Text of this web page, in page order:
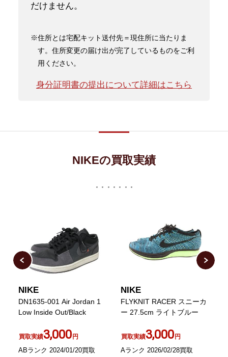
だけません。
※住所とは宅配キット送付先＝現住所に当たりま
す。住所変更の届け出が完了しているものをご利
用ください。
身分証明書の提出について詳細はこちら
NIKEの買取実績
NIKE
DN1635-001 Air Jordan 1
Low Inside Out/Black
買取実績3,000円
ABランク 2024/01/20買取
NIKE
FLYKNIT RACER スニーカ
ー 27.5cm ライトブルー
買取実績3,000円
Aランク 2026/02/28買取